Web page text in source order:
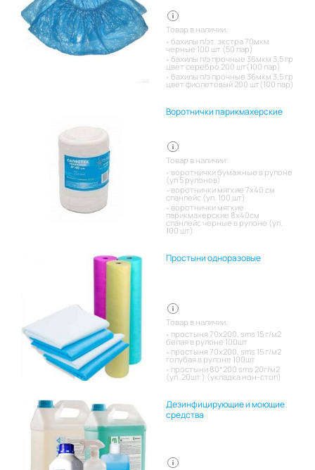
Товар в наличии:
бахилы п/эт. экстра 70мкм
черные 100 шт (50 пар)
бахилы п/э прочные 36мкм 3,5 гр
цвет серебро 200 шт(100 пар)
бахилы п/э прочные 36мкм 3,5 гр
цвет фиолетовый 200 шт(100 пар)
Воротнички парикмахерские
Товар в наличии:
воротнички бумажные в рулоне
(уп 5 рулонов)
воротнички мягкие 7х40 см
спанлейс (уп. 100 шт)
воротнички мягкие
парикмахерские 8х40см
спанлейс черные в рулоне (уп.
100 шт)
Простыни одноразовые
Товар в наличии:
простыня 70х200, sms 15 г/м2
белая в рулоне 100шт
простыня 70х200, sms 15 г/м2
голубая в рулоне 100шт
простыни 80*200 sms 20г/м2
(уп. 20шт.) (укладка нон-стоп)
Дезинфицирующие и моющие
средства